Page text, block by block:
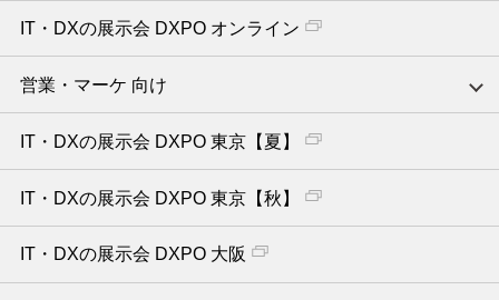
IT・DXの展示会 DXPO オンライン
営業・マーケ 向け
IT・DXの展示会 DXPO 東京【夏】
IT・DXの展示会 DXPO 東京【秋】
IT・DXの展示会 DXPO 大阪